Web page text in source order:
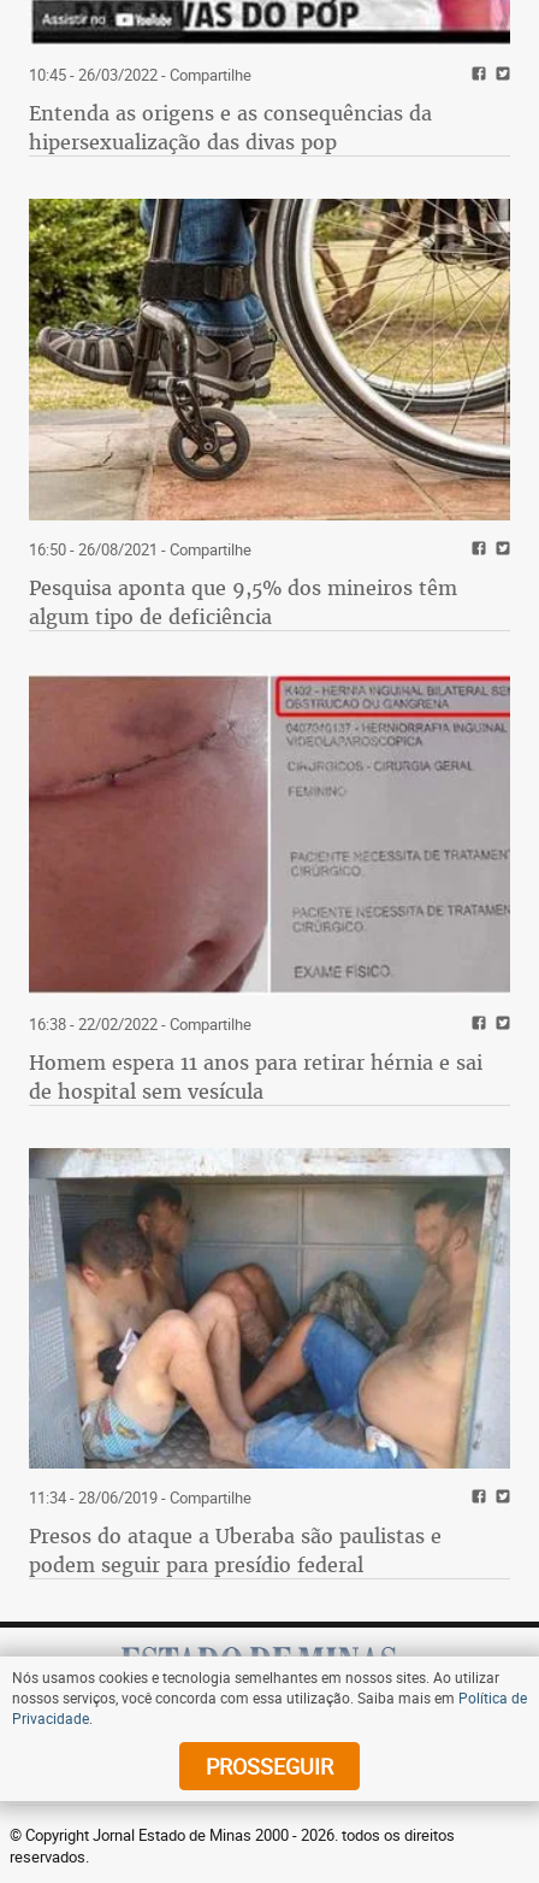
10:45 - 26/03/2022- Compartilhe
Entenda as origens e as consequências da
hipersexualização das divas pop
16:50 - 26/08/2021 - Compartilhe
Pesquisa aponta que 9,5% dos mineiros têm
algum tipo de deficiência
16:38 - 22/02/2022- Compartilhe
Homem espera 11 anos para retirar hérnia e sai
de hospital sem vesícula
11:34 - 28/06/2019- Compartilhe
Presos do ataque a Uberaba são paulistas e
podem seguir para presídio federal
Assine
© Copyright Jornal Estado de Minas 2000 - 2026. todos os direitos
reservados.
Nós usamos cookies e tecnologia semelhantes em nossos sites. Ao utilizar
nossos serviços, você concorda com essa utilização. Saiba mais em Política de
Privacidade
PROSSEGUIR